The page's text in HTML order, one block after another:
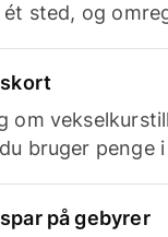
sted, og
om
bruger penge
på gebyrer